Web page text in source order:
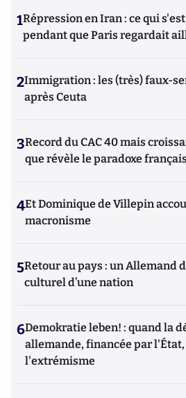
1Répression en Iran : ce qui
pendant que Paris regardait
2Immigration : les (très) faux-
après Ceuta
3Record du CAC 40 mais
que révèle le paradoxe français
4Et Dominique de Villepin
macronisme
5Retour au pays : un Allemand
culturel d’une nation
6Demokratie leben! : quand la
allemande, financée par
l'extrémisme